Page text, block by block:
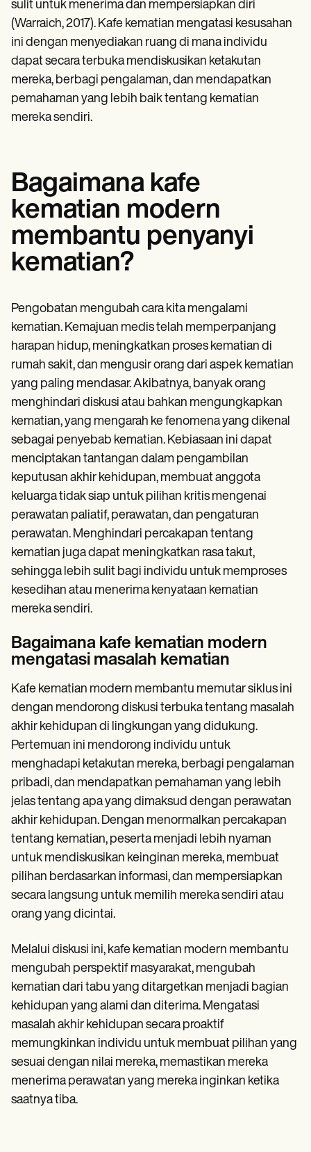
sulit untuk menerima dan mempersiapkan diri
(Warraich, 2017). Kafe kematian mengatasi kesusahan
ini dengan menyediakan ruang di mana individu
dapat secara terbuka mendiskusikan ketakutan
mereka, berbagi pengalaman, dan mendapatkan
pemahaman yang lebih baik tentang kematian
mereka sendiri.
Bagaimana kafe
kematian modern
membantu penyanyi
kematian?
Pengobatan mengubah cara kita mengalami
kematian. Kemajuan medis telah memperpanjang
harapan hidup, meningkatkan proses kematian di
rumah sakit, dan mengusir orang dari aspek kematian
yang paling mendasar. Akibatnya, banyak orang
menghindari diskusi atau bahkan mengungkapkan
kematian, yang mengarah ke fenomena yang dikenal
sebagai penyebab kematian. Kebiasaan ini dapat
menciptakan tantangan dalam pengambilan
keputusan akhir kehidupan, membuat anggota
keluarga tidak siap untuk pilihan kritis mengenai
perawatan paliatif, perawatan, dan pengaturan
perawatan. Menghindari percakapan tentang
kematian juga dapat meningkatkan rasa takut,
sehingga lebih sulit bagi individu untuk memproses
kesedihan atau menerima kenyataan kematian
mereka sendiri.
Bagaimana kafe kematian modern
mengatasi masalah kematian
Kafe kematian modern membantu memutar siklus ini
dengan mendorong diskusi terbuka tentang masalah
akhir kehidupan di lingkungan yang didukung.
Pertemuan ini mendorong individu untuk
menghadapi ketakutan mereka, berbagi pengalaman
pribadi, dan mendapatkan pemahaman yang lebih
jelas tentang apa yang dimaksud dengan perawatan
akhir kehidupan. Dengan menormalkan percakapan
tentang kematian, peserta menjadi lebih nyaman
untuk mendiskusikan keinginan mereka, membuat
pilihan berdasarkan informasi, dan mempersiapkan
secara langsung untuk memilih mereka sendiri atau
orang yang dicintai.
Melalui diskusi ini, kafe kematian modern membantu
mengubah perspektif masyarakat, mengubah
kematian dari tabu yang ditargetkan menjadi bagian
kehidupan yang alami dan diterima. Mengatasi
masalah akhir kehidupan secara proaktif
memungkinkan individu untuk membuat pilihan yang
sesuai dengan nilai mereka, memastikan mereka
menerima perawatan yang mereka inginkan ketika
saatnya tiba.